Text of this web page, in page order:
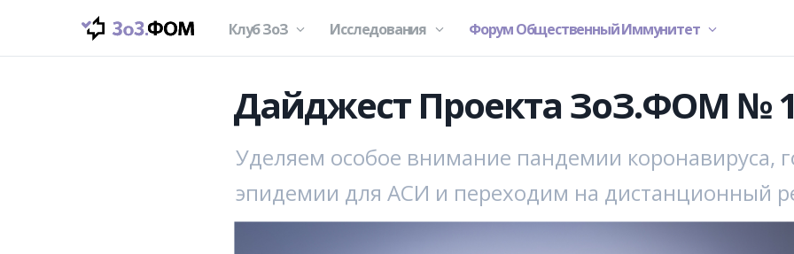
Клуб ЗоЗ Исследования Форум Общественный Иммунитет
Дайджест Проекта ЗоЗ.ФОМ №
Уделяем особое внимание пандемии коронавируса,
эпидемии для АСИ и переходим на дистанционный